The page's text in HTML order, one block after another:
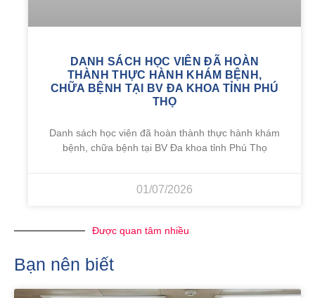
DANH SÁCH HỌC VIÊN ĐÃ HOÀN
THÀNH THỰC HÀNH KHÁM BỆNH,
CHỮA BỆNH TẠI BV ĐA KHOA TỈNH PHÚ
THỌ
Danh sách học viên đã hoàn thành thực hành khám
bệnh, chữa bệnh tại BV Đa khoa tỉnh Phú Thọ
01/07/2026
Được quan tâm nhiều
Bạn nên biết